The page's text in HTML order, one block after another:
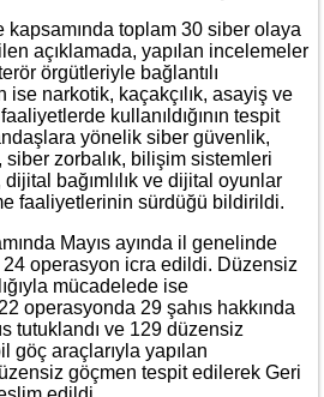
toplam 30 siber olaya
açıklamada, yapılan incelemeler
örgütleriyle bağlantılı
ise narkotik, kaçakçılık, asayiş ve
kullanıldığının tespit
yönelik siber güvenlik,
siber zorbalık, bilişim sistemleri
dijital bağımlılık ve dijital oyunlar
faaliyetlerinin sürdüğü bildirildi.
Mayıs ayında il genelinde
operasyon icra edildi. Düzensiz
mücadelede ise
operasyonda 29 şahıs hakkında
tutuklandı ve 129 düzensiz
göç araçlarıyla yapılan
göçmen tespit edilerek Geri